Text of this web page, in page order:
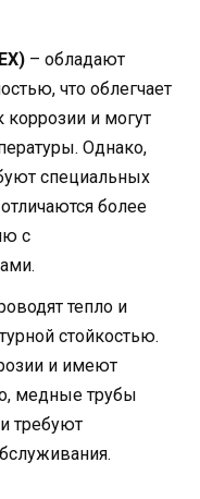
– обладают
что облегчает
коррозии и могут
Однако,
специальных
более
с
тепло и
стойкостью.
и имеют
медные трубы
требуют